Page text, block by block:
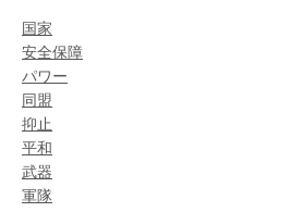
国家
安全保障
パワー
同盟
抑止
平和
武器
軍隊